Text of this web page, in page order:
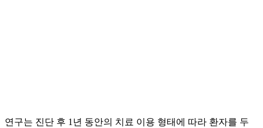
연구는 진단 후 1년 동안의 치료 이용 형태에 따라 환자를 두